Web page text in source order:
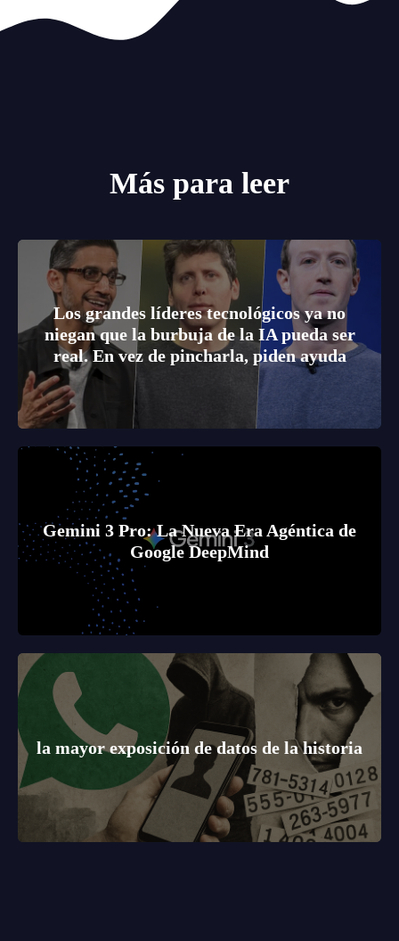
Más para leer
Los grandes líderes tecnológicos ya no
niegan que la burbuja de la IA pueda ser
real. En vez de pincharla, piden ayuda
Gemini 3 Pro: La Nueva Era Agéntica de
Google DeepMind
la mayor exposición de datos de la historia